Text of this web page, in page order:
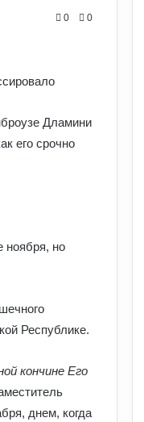
0 0
Дламини
его срочно
ноября, но
Республике.
кончине Его
днем, когда